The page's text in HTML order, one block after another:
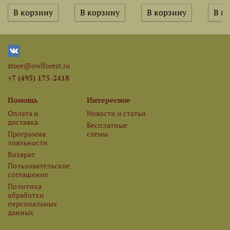
store@owlforest.ru
+7 (495) 175-2418
Помощь
Оплата и
доставка
Программа
лояльности
Возврат
Пользовательское
соглашение
Политика
обработки
персональных
данных
Интересное
Новости и статьи
Бесплатные
схемы